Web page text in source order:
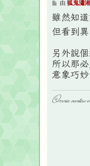
文
由 狐鬼瀟湘
雖然知
但看到
另外說
所以那
意象巧妙
Omnia vanitas